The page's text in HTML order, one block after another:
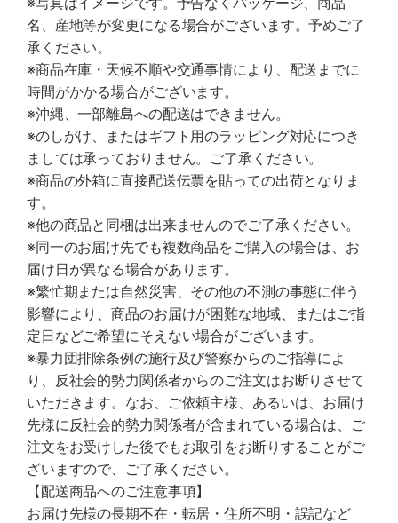
名、産地等が変更になる場合がございます。予めご了
承ください。
※商品在庫・天候不順や交通事情により、配送までに
時間がかかる場合がございます。
※沖縄、一部離島への配送はできません。
※のしがけ、またはギフト用のラッピング対応につき
ましては承っておりません。ご了承ください。
※商品の外箱に直接配送伝票を貼っての出荷となりま
す。
※他の商品と同梱は出来ませんのでご了承ください。
※同一のお届け先でも複数商品をご購入の場合は、お
届け日が異なる場合があります。
※繁忙期または自然災害、その他の不測の事態に伴う
影響により、商品のお届けが困難な地域、またはご指
定日などご希望にそえない場合がございます。
※暴力団排除条例の施行及び警察からのご指導によ
り、反社会的勢力関係者からのご注文はお断りさせて
いただきます。なお、ご依頼主様、あるいは、お届け
先様に反社会的勢力関係者が含まれている場合は、ご
注文をお受けした後でもお取引をお断りすることがご
ざいますので、ご了承ください。
【配送商品へのご注意事項】
お届け先様の長期不在・転居・住所不明・誤記など